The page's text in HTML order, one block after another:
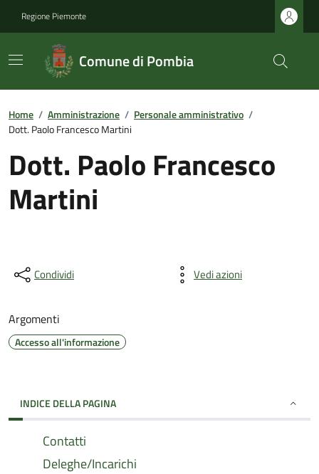
Regione Piemonte
Comune di Pombia
Home / Amministrazione / Personale amministrativo /
Dott. Paolo Francesco Martini
Dott. Paolo Francesco
Martini
Condividi Vedi azioni
Argomenti
Accesso all'informazione
INDICE DELLA PAGINA
Contatti
Deleghe/Incarichi